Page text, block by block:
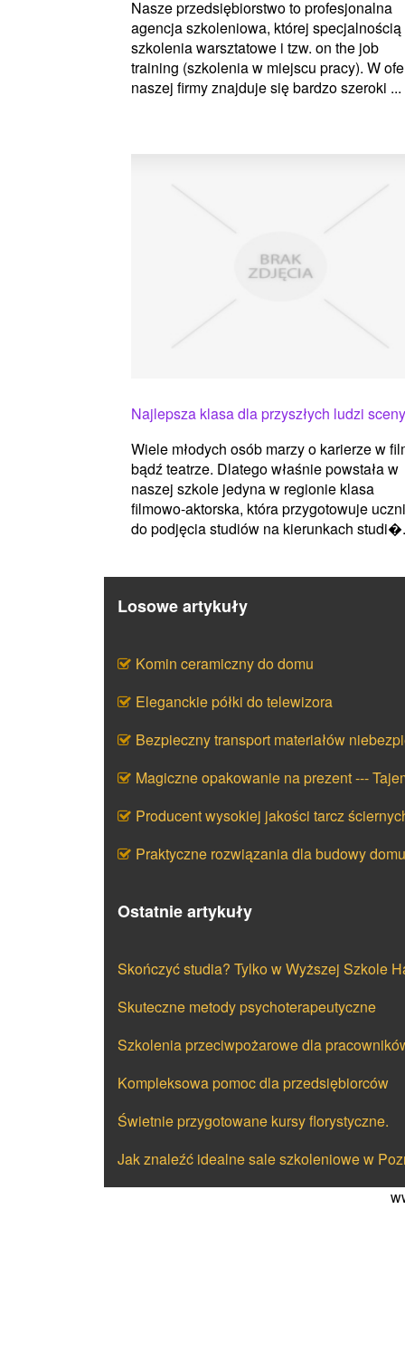
Nasze przedsiębiorstwo to profesjonalna
agencja szkoleniowa, której specjalnością
szkolenia warsztatowe i tzw. on the job
training (szkolenia w miejscu pracy). W
naszej firmy znajduje się bardzo szeroki ...
Najlepsza klasa dla przyszłych ludzi sceny
Wiele młodych osób marzy o karierze w
bądź teatrze. Dlatego właśnie powstała w
naszej szkole jedyna w regionie klasa
filmowo-aktorska, która przygotowuje
do podjęcia studiów na kierunkach
Losowe artykuły
Komin ceramiczny do domu
Eleganckie półki do telewizora
Bezpieczny transport materiałów
Magiczne opakowanie na prezent ---
Producent wysokiej jakości tarcz
Praktyczne rozwiązania dla budowy domu
Ostatnie artykuły
Skończyć studia? Tylko w Wyższej Szkole
Skuteczne metody psychoterapeutyczne
Szkolenia przeciwpożarowe dla
Kompleksowa pomoc dla przedsiębiorców
Świetnie przygotowane kursy florystyczne.
Jak znaleźć idealne sale szkoleniowe w